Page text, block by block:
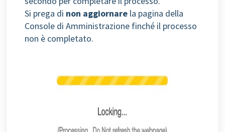
Si prega di non aggiornare la pagina della
Console di Amministrazione finché il processo
non è completato.